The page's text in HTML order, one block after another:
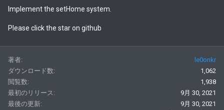
a
t
Implement the setHome system.
Please click the star on github
著者
le0onkr
ダウンロード数
1,062
閲覧数
1,938
最初のリリース
9月 30, 2021
最後の更新
9月 30, 2021